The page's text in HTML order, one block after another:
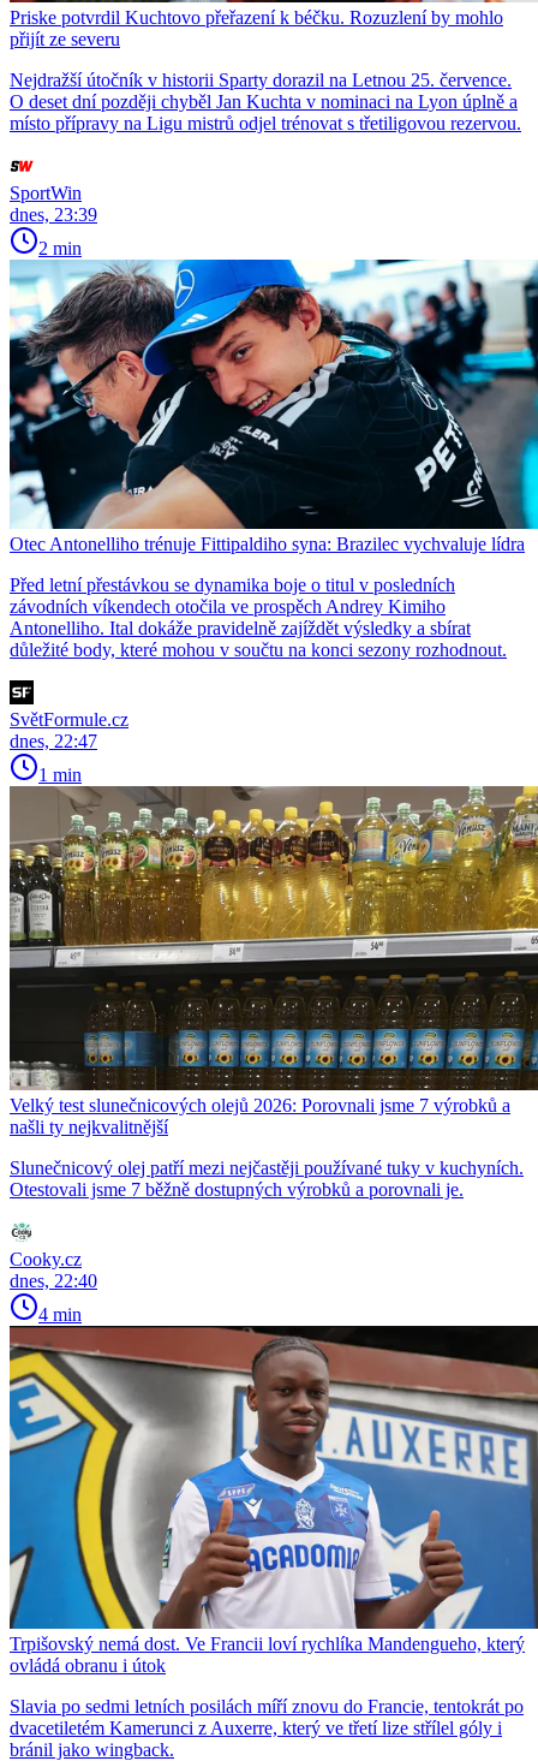
Priske potvrdil Kuchtovo přeřazení k béčku. Rozuzlení by mohlo
přijít ze severu
Nejdražší útočník v historii Sparty dorazil na Letnou 25. července.
O deset dní později chyběl Jan Kuchta v nominaci na Lyon úplně a
místo přípravy na Ligu mistrů odjel trénovat s třetiligovou rezervou.
SportWin
dnes, 23:39
2 min
Otec Antonelliho trénuje Fittipaldiho syna: Brazilec vychvaluje lídra
Před letní přestávkou se dynamika boje o titul v posledních
závodních víkendech otočila ve prospěch Andrey Kimiho
Antonelliho. Ital dokáže pravidelně zajíždět výsledky a sbírat
důležité body, které mohou v součtu na konci sezony rozhodnout.
SvětFormule.cz
dnes, 22:47
1 min
Velký test slunečnicových olejů 2026: Porovnali jsme 7 výrobků a
našli ty nejkvalitnější
Slunečnicový olej patří mezi nejčastěji používané tuky v kuchyních.
Otestovali jsme 7 běžně dostupných výrobků a porovnali je.
Cooky.cz
dnes, 22:40
4 min
Trpišovský nemá dost. Ve Francii loví rychlíka Mandengueho, který
ovládá obranu i útok
Slavia po sedmi letních posilách míří znovu do Francie, tentokrát po
dvacetiletém Kamerunci z Auxerre, který ve třetí lize střílel góly i
bránil jako wingback.